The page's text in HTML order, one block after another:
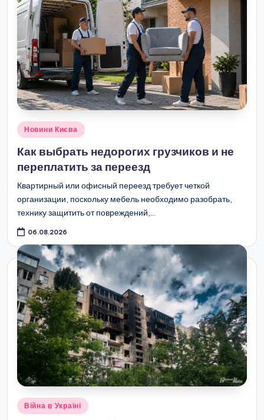
Опубліковано
Новини Києва
Как выбрать недорогих грузчиков и не
переплатить за переезд
Квартирный или офисный переезд требует четкой
организации, поскольку мебель необходимо разобрать,
технику защитить от повреждений,…
06.08.2026
Опубліковано
Війна в Україні